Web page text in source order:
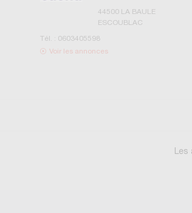
44500 LA BAULE
ESCOUBLAC
Tél. : 0603405598
Voir les annonces
Les